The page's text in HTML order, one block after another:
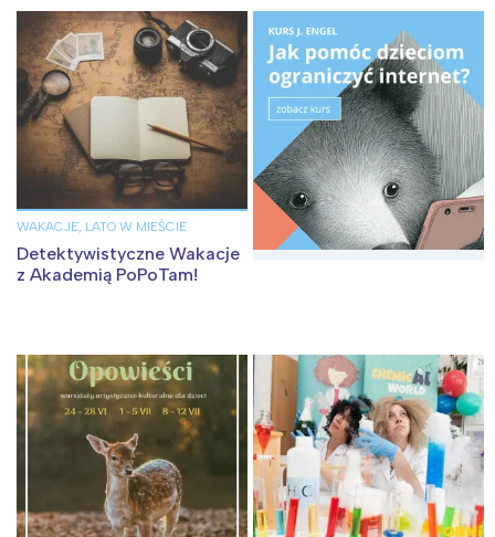
WAKACJE, LATO W MIEŚCIE
Detektywistyczne Wakacje
z Akademią PoPoTam!